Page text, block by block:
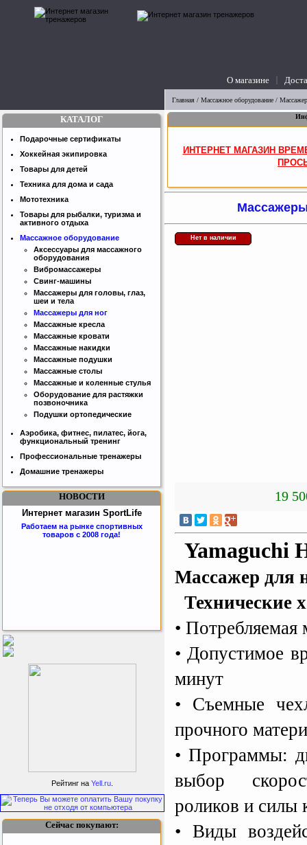
О магазине
вопросы
Главная / Массажное оборудование /
ИНТЕРНЕТ МАГАЗИН
19
Нет в наличии
Yamaguchi
Массажер для
Технические
•
• Допустимое
минут
• Съемные
прочного
• Программы:
выбор
роликов и силы
• Виды
КАТАЛОГ
Подарочные сертификаты
Хоккейная экипировка
Товары для детей
Техника для дома и сада
Мототехника
Товары для рыбалки, туризма и
активного отдыха
Массажное оборудование
Аксессуары для массажного
оборудования
Вибромассажеры
Свинг-машины
Массажеры для головы, глаз,
шеи и тела
Массажеры для ног
Массажные кресла
Массажные кровати
Массажные накидки
Массажные подушки
Массажные столы
Массажные и коленные стулья
Оборудование для растяжки
позвоночника
Подушки ортопедические
Аэробика, фитнес, пилатес, йога,
функциональный тренинг
Профессиональные тренажеры
Домашние тренажеры
НОВОСТИ
Интернет магазин SportLife
Работаем на рынке спортивных
товаров с 2008 года!
SportLife
Рейтинг на Yell.ru
Сейчас покупают: